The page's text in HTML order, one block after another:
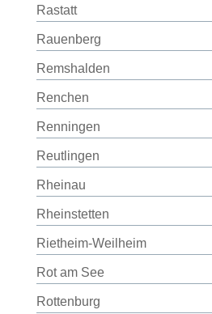
Rastatt
Rauenberg
Remshalden
Renchen
Renningen
Reutlingen
Rheinau
Rheinstetten
Rietheim-Weilheim
Rot am See
Rottenburg